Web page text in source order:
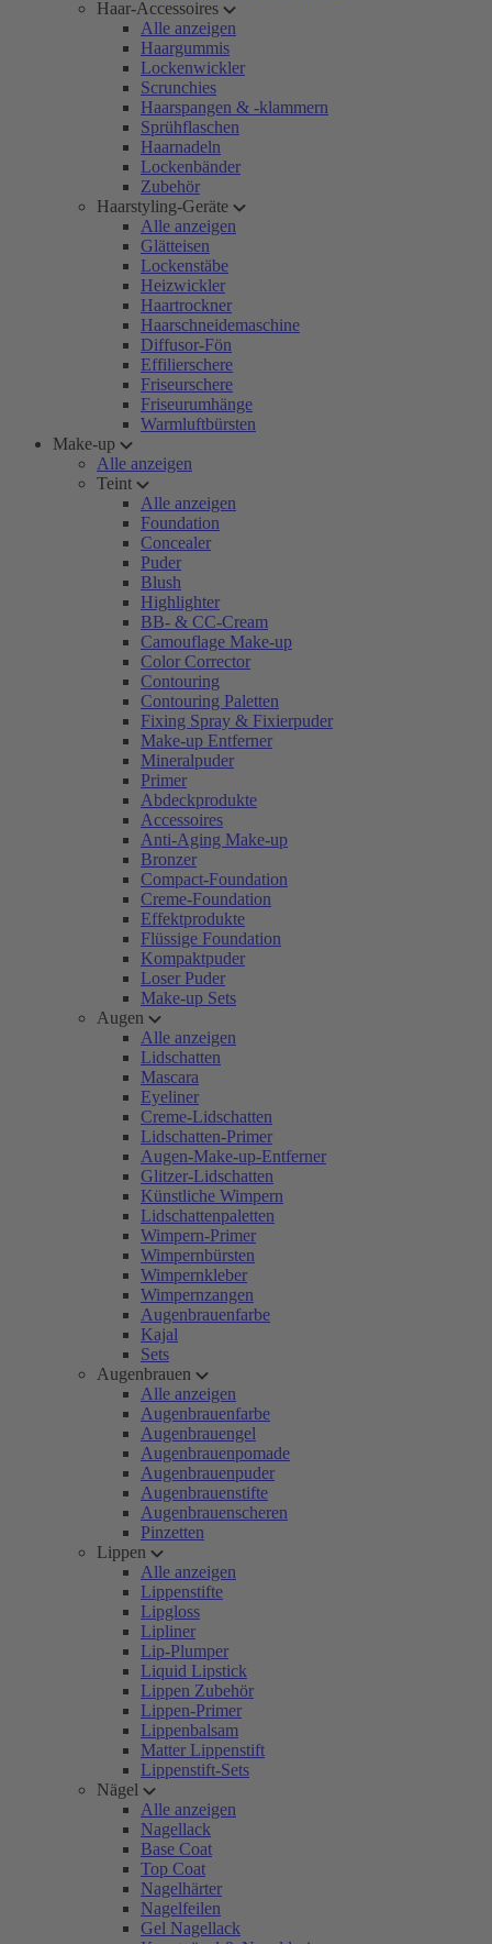
Haar-Accessoires
Alle anzeigen
Haargummis
Lockenwickler
Scrunchies
Haarspangen & -klammern
Sprühflaschen
Haarnadeln
Lockenbänder
Zubehör
Haarstyling-Geräte
Alle anzeigen
Glätteisen
Lockenstäbe
Heizwickler
Haartrockner
Haarschneidemaschine
Diffusor-Fön
Effilierschere
Friseurschere
Friseurumhänge
Warmluftbürsten
Make-up
Alle anzeigen
Teint
Alle anzeigen
Foundation
Concealer
Puder
Blush
Highlighter
BB- & CC-Cream
Camouflage Make-up
Color Corrector
Contouring
Contouring Paletten
Fixing Spray & Fixierpuder
Make-up Entferner
Mineralpuder
Primer
Abdeckprodukte
Accessoires
Anti-Aging Make-up
Bronzer
Compact-Foundation
Creme-Foundation
Effektprodukte
Flüssige Foundation
Kompaktpuder
Loser Puder
Make-up Sets
Augen
Alle anzeigen
Lidschatten
Mascara
Eyeliner
Creme-Lidschatten
Lidschatten-Primer
Augen-Make-up-Entferner
Glitzer-Lidschatten
Künstliche Wimpern
Lidschattenpaletten
Wimpern-Primer
Wimpernbürsten
Wimpernkleber
Wimpernzangen
Augenbrauenfarbe
Kajal
Sets
Augenbrauen
Alle anzeigen
Augenbrauenfarbe
Augenbrauengel
Augenbrauenpomade
Augenbrauenpuder
Augenbrauenstifte
Augenbrauenscheren
Pinzetten
Lippen
Alle anzeigen
Lippenstifte
Lipgloss
Lipliner
Lip-Plumper
Liquid Lipstick
Lippen Zubehör
Lippen-Primer
Lippenbalsam
Matter Lippenstift
Lippenstift-Sets
Nägel
Alle anzeigen
Nagellack
Base Coat
Top Coat
Nagelhärter
Nagelfeilen
Gel Nagellack